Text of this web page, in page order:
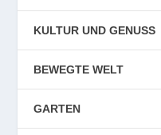
KULTUR UND GENUSS
BEWEGTE WELT
GARTEN